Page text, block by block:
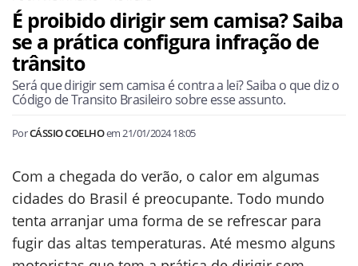
É proibido dirigir sem camisa? Saiba
se a prática configura infração de
trânsito
Será que dirigir sem camisa é contra a lei? Saiba o que diz o
Código de Transito Brasileiro sobre esse assunto.
PorCÁSSIO COELHOem21/01/2024 18:05
Com a chegada do verão, o calor em algumas
cidades do Brasil é preocupante. Todo mundo
tenta arranjar uma forma de se refrescar para
fugir das altas temperaturas. Até mesmo alguns